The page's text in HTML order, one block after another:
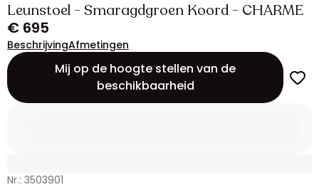
Leunstoel - Smaragdgroen Koord - CHARME
€ 695
BeschrijvingAfmetingen
Mij op de hoogte stellen van de
beschikbaarheid
Nr.: 3503901